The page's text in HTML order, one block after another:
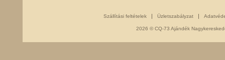
Szállítási feltételek Üzletszabályzat
2026 © CQ-73 Ajándék